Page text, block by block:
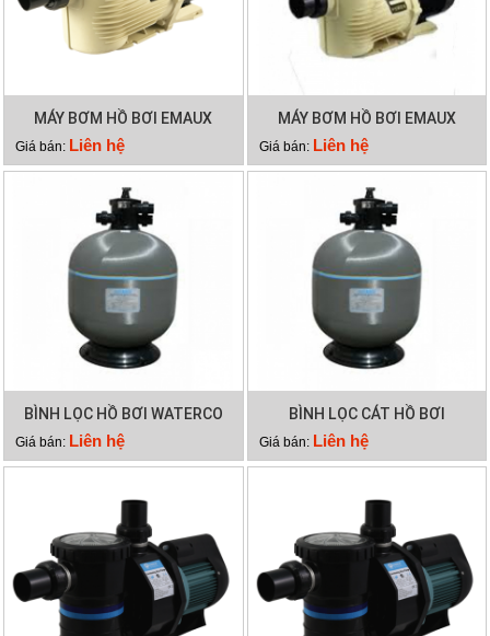
MÁY BƠM HỒ BƠI EMAUX
EPH300
Giá bán: Liên hệ
MÁY BƠM HỒ BƠI EMAUX
EPH200
Giá bán: Liên hệ
BÌNH LỌC HỒ BƠI WATERCO
S600
Giá bán: Liên hệ
BÌNH LỌC CÁT HỒ BƠI
WATERCO S500
Giá bán: Liên hệ